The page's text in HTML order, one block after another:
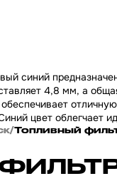
синий
4,8 мм, а
цвет облегчает
/Топливный